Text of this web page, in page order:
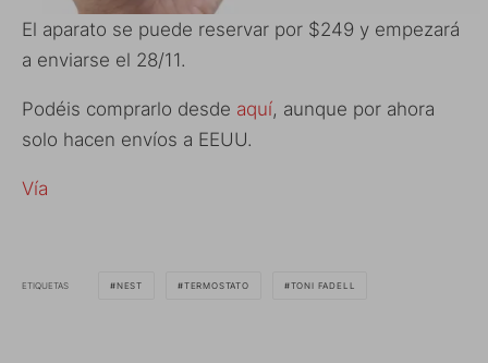
El aparato se puede reservar por $249 y empezará
a enviarse el 28/11.
Podéis comprarlo desde aquí, aunque por ahora
solo hacen envíos a EEUU.
Vía
ETIQUETAS NEST TERMOSTATO TONI FADELL